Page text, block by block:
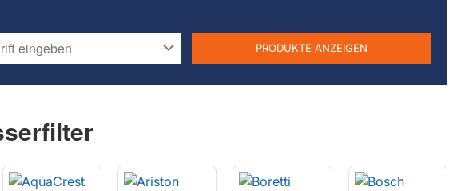
PRODUKTE ANZEIGEN